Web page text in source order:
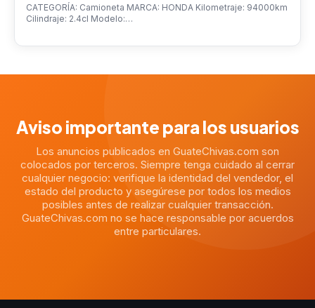
CATEGORÍA: Camioneta MARCA: HONDA Kilometraje: 94000km
Cilindraje: 2.4cl Modelo:…
Aviso importante para los usuarios
Los anuncios publicados en GuateChivas.com son
colocados por terceros. Siempre tenga cuidado al cerrar
cualquier negocio: verifique la identidad del vendedor, el
estado del producto y asegúrese por todos los medios
posibles antes de realizar cualquier transacción.
GuateChivas.com no se hace responsable por acuerdos
entre particulares.